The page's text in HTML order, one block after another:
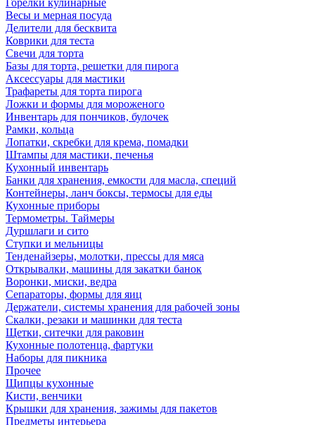
Горелки кулинарные
Весы и мерная посуда
Делители для бесквита
Коврики для теста
Свечи для торта
Базы для торта, решетки для пирога
Аксессуары для мастики
Трафареты для торта пирога
Ложки и формы для мороженого
Инвентарь для пончиков, булочек
Рамки, кольца
Лопатки, скребки для крема, помадки
Штампы для мастики, печенья
Кухонный инвентарь
Банки для хранения, емкости для масла, специй
Контейнеры, ланч боксы, термосы для еды
Кухонные приборы
Термометры. Таймеры
Дуршлаги и сито
Ступки и мельницы
Тенденайзеры, молотки, прессы для мяса
Открывалки, машины для закатки банок
Воронки, миски, ведра
Сепараторы, формы для яиц
Держатели, системы хранения для рабочей зоны
Скалки, резаки и машинки для теста
Щетки, ситечки для раковин
Кухонные полотенца, фартуки
Наборы для пикника
Прочее
Щипцы кухонные
Кисти, венчики
Крышки для хранения, зажимы для пакетов
Предметы интерьера